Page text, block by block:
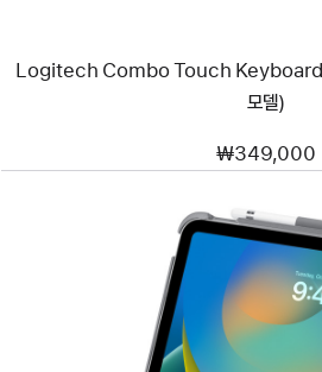
Logitech Combo Touch
모델)
₩349,000